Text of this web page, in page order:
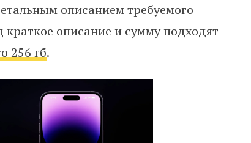
описанием требуемого
краткое описание и сумму подходят
256 гб.